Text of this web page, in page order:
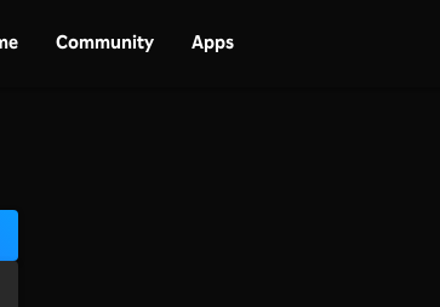
Community Apps